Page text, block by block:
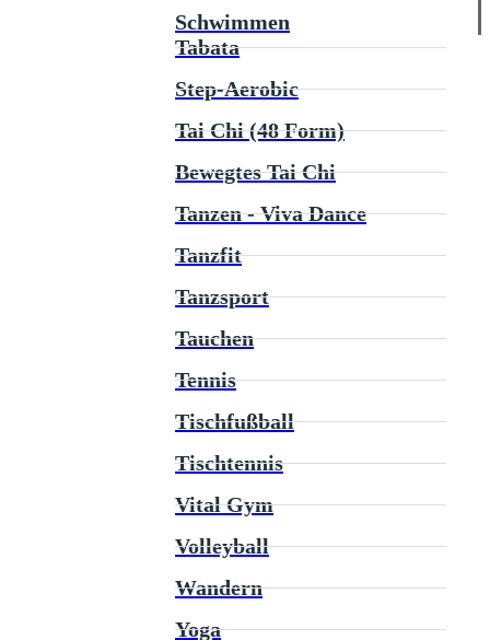
Schwimmen
Tabata
Step-Aerobic
Tai Chi (48 Form)
Bewegtes Tai Chi
Tanzen - Viva Dance
Tanzfit
Tanzsport
Tauchen
Tennis
Tischfußball
Tischtennis
Vital Gym
Volleyball
Wandern
Yoga